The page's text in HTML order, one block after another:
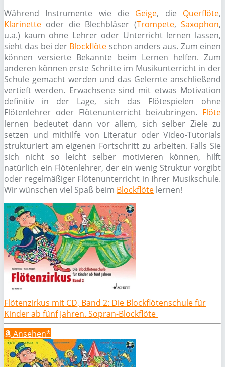
Während Instrumente wie die Geige, die Querflöte,
Klarinette oder die Blechbläser (Trompete,Saxophon,
u.a.) kaum ohne Lehrer oder Unterricht lernen lassen,
sieht das bei der Blockflöte schon anders aus. Zum einen
können versierte Bekannte beim Lernen helfen. Zum
anderen können erste Schritte im Musikunterricht in der
Schule gemacht werden und das Gelernte anschließend
vertieft werden. Erwachsene sind mit etwas Motivation
definitiv in der Lage, sich das Flötespielen ohne
Flötenlehrer oder Flötenunterricht beizubringen. Flöte
lernen bedeutet dann vor allem, sich selber Ziele zu
setzen und mithilfe von Literatur oder Video-Tutorials
strukturiert am eigenen Fortschritt zu arbeiten. Falls Sie
sich nicht so leicht selber motivieren können, hilft
natürlich ein Flötenlehrer, der ein wenig Struktur vorgibt
oder regelmäßiger Flötenunterricht in Ihrer Musikschule.
Wir wünschen viel Spaß beim Blockflöte lernen!
Flötenzirkus mit CD, Band 2: Die Blockflötenschule für
Kinder ab fünf Jahren. Sopran-Blockflöte
Ansehen*